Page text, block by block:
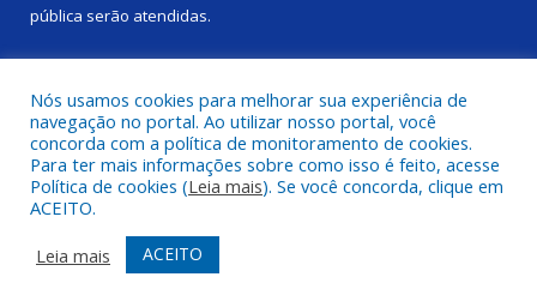
pública serão atendidas.
Todos os direitos reservados a Câmara Municipal de Alenquer.
Mapa do Site
Acessar Área Administrativa
Acessar Webmail
Nós usamos cookies para melhorar sua experiência de
navegação no portal. Ao utilizar nosso portal, você
concorda com a política de monitoramento de cookies.
Para ter mais informações sobre como isso é feito, acesse
Política de cookies (Leia mais). Se você concorda, clique em
ACEITO.
Leia mais
ACEITO